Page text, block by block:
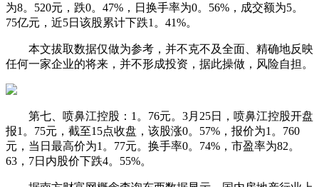
为8。520元，跌0。47%，日换手率为0。56%，成交额为5。
75亿元，近5日该股累计下跌1。41%。
本文拔取数据仅做为参考，并不克不及全面、精确地反映
任何一家企业的将来，并不形成投资，据此操做，风险自担。
第七、喷鼻江控股：1。76元。3月25日，喷鼻江控股开盘
报1。75元，截至15点收盘，该股涨0。57%，报价为1。760
元，当日最高价为1。77元。换手率0。74%，市盈率为82。
63，7日内股价下跌4。55%。